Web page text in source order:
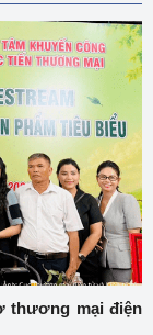
thương mại điện